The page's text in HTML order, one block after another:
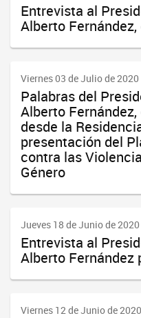
Entrevista al
Alberto
Viernes 03 de Julio de 2020
Palabras del
Alberto
desde la
presentación del
contra las
Género
Jueves 18 de Junio de 2020
Entrevista al
Alberto Fernández
Viernes 12 de Junio de 2020